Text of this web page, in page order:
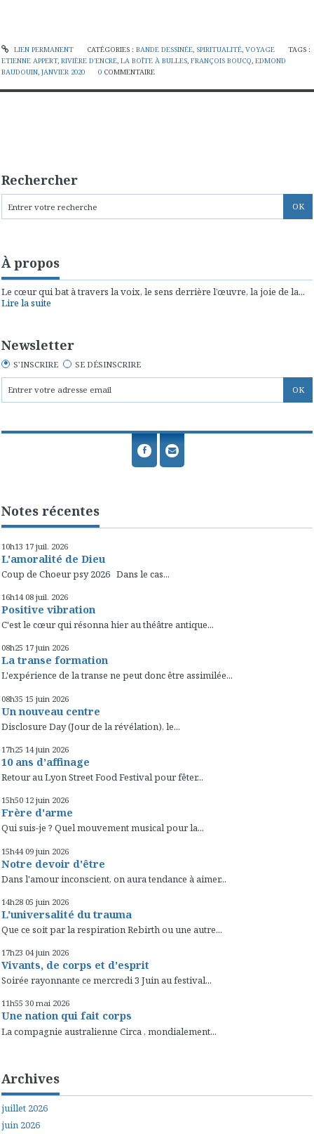
LIEN PERMANENT CATÉGORIES : BANDE DESSINÉE, SPIRITUALITÉ, VOYAGE
TAGS :
ETIENNE APPERT, RIVIÈRE D'ENCRE LA BOÎTE À BULLES FRANÇOIS BOUCQ EDMOND
BAUDOUIN JANVIER 2020 0 COMMENTAIRE
Rechercher
À propos
Le cœur qui bat à travers la voix, le sens derrière l’œuvre, la joie de la...
Lire la suite
Newsletter
S'INSCRIRE SE DÉSINSCRIRE
Notes récentes
10h13 17 juil. 2026
L'amoralité de Dieu
Coup de Choeur psy 2026 Dans le cas...
16h14 08 juil. 2026
Positive vibration
C'est le cœur qui résonna hier au théâtre antique...
08h25 17 juin 2026
La transe formation
L'expérience de la transe ne peut donc être assimilée...
08h35 15 juin 2026
Un nouveau centre
Disclosure Day (Jour de la révélation), le...
17h25 14 juin 2026
10 ans d’affinage
Retour au Lyon Street Food Festival pour fêter...
15h50 12 juin 2026
Frère d'arme
Qui suis-je ? Quel mouvement musical pour la...
15h44 09 juin 2026
Notre devoir d'être
Dans l'amour inconscient, on aura tendance à aimer...
14h28 05 juin 2026
L'universalité du trauma
Que ce soit par la respiration Rebirth ou une autre...
17h23 04 juin 2026
Vivants, de corps et d'esprit
Soirée rayonnante ce mercredi 3 Juin au festival...
11h55 30 mai 2026
Une nation qui fait corps
La compagnie australienne Circa , mondialement...
Archives
juillet 2026
juin 2026